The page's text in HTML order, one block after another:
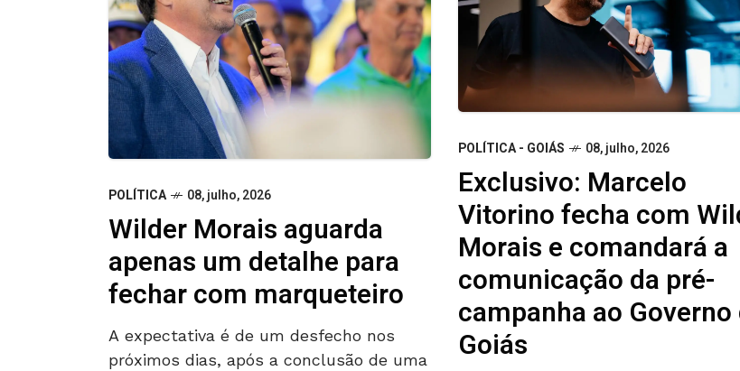
POLÍTICA - GOIÁS 08, julho, 2026
Exclusivo: Marcelo
Vitorino fecha com
Morais e comandará a
comunicação da pré-
campanha ao Governo
Goiás
POLÍTICA 08, julho, 2026
Wilder Morais aguarda
apenas um detalhe para
fechar com marqueteiro
A expectativa é de um desfecho nos
próximos dias, após a conclusão de uma